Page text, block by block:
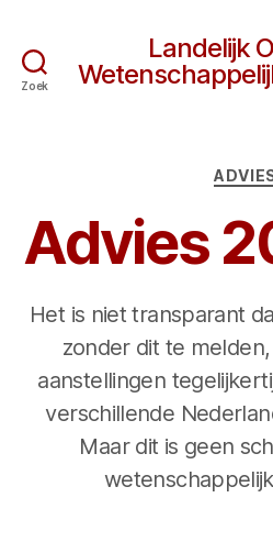
Zoek
Landelijk
Advies
Het is niet transparant
zonder dit te
aanstellingen
verschillende
Maar dit is geen